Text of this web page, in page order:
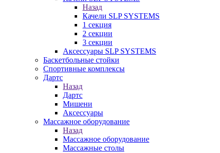
Назад
Качели SLP SYSTEMS
1 секция
2 секции
3 секции
Аксессуары SLP SYSTEMS
Баскетбольные стойки
Спортивные комплексы
Дартс
Назад
Дартс
Мишени
Аксессуары
Массажное оборудование
Назад
Массажное оборудование
Массажные столы